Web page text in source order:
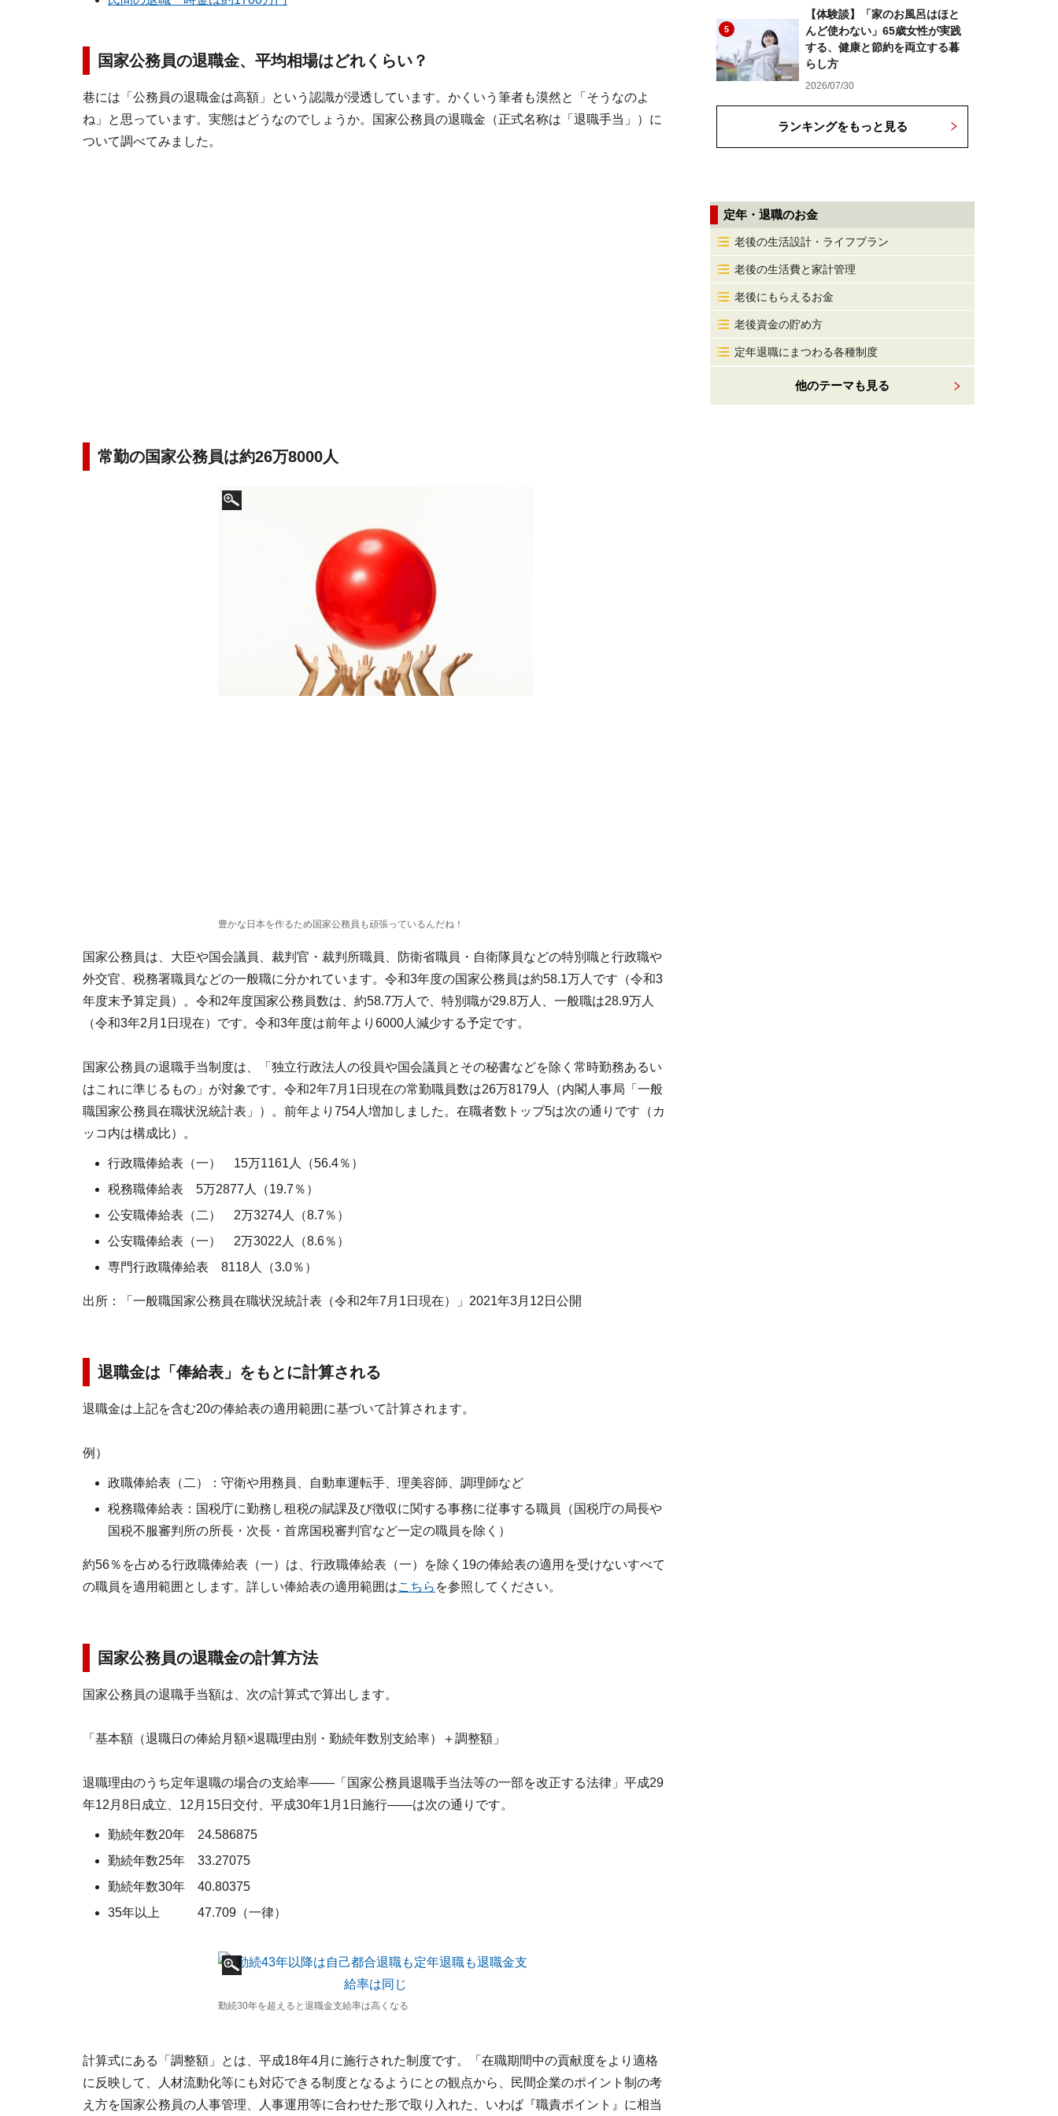
国家公務員の退職金、平均相場はどれくらい？
巷には「公務員の退職金は高額」という認識が浸透しています。かくいう筆者も漠然と「そうなのよ
ね」と思っています。実態はどうなのでしょうか。国家公務員の退職金（正式名称は「退職手当」）に
ついて調べてみました。
常勤の国家公務員は約26万8000人
豊かな日本を作るため国家公務員も頑張っているんだね！
国家公務員は、大臣や国会議員、裁判官・裁判所職員、防衛省職員・自衛隊員などの特別職と行政職や
外交官、税務署職員などの一般職に分かれています。令和3年度の国家公務員は約58.1万人です（令和3
年度末予算定員）。令和2年度国家公務員数は、約58.7万人で、特別職が29.8万人、一般職は28.9万人
（令和3年2月1日現在）です。令和3年度は前年より6000人減少する予定です。
国家公務員の退職手当制度は、「独立行政法人の役員や国会議員とその秘書などを除く常時勤務あるい
はこれに準じるもの」が対象です。令和2年7月1日現在の常勤職員数は26万8179人（内閣人事局「一般
職国家公務員在職状況統計表」）。前年より754人増加しました。在職者数トップ5は次の通りです（カ
ッコ内は構成比）。
行政職俸給表（一） 15万1161人（56.4％）
税務職俸給表 5万2877人（19.7％）
公安職俸給表（二） 2万3274人（8.7％）
公安職俸給表（一） 2万3022人（8.6％）
専門行政職俸給表 8118人（3.0％）
出所：「一般職国家公務員在職状況統計表（令和2年7月1日現在）」2021年3月12日公開
退職金は「俸給表」をもとに計算される
退職金は上記を含む20の俸給表の適用範囲に基づいて計算されます。
例）
政職俸給表（二）：守衛や用務員、自動車運転手、理美容師、調理師など
税務職俸給表：国税庁に勤務し租税の賦課及び徴収に関する事務に従事する職員（国税庁の局長や
国税不服審判所の所長・次長・首席国税審判官など一定の職員を除く）
約56％を占める行政職俸給表（一）は、行政職俸給表（一）を除く19の俸給表の適用を受けないすべて
の職員を適用範囲とします。詳しい俸給表の適用範囲はこちら を参照してください。
国家公務員の退職金の計算方法
国家公務員の退職手当額は、次の計算式で算出します。
「基本額（退職日の俸給月額×退職理由別・勤続年数別支給率）＋調整額」
退職理由のうち定年退職の場合の支給率――「国家公務員退職手当法等の一部を改正する法律」平成29
年12月8日成立、12月15日交付、平成30年1月1日施行――は次の通りです。
勤続年数20年 24.586875
勤続年数25年 33.27075
勤続年数30年 40.80375
35年以上 47.709（一律）
勤続30年を超えると退職金支給率は高くなる
計算式にある「調整額」とは、平成18年4月に施行された制度です。「在職期間中の貢献度をより適格
に反映して、人材流動化等にも対応できる制度となるようにとの観点から、民間企業のポイント制の考
え方を国家公務員の人事管理、人事運用等に合わせた形で取り入れた、いわば『職責ポイント』に相当
5
【体験談】「家のお風呂はほと
んど使わない」65歳女性が実践
する、健康と節約を両立する暮
らし方
2026/07/30
ランキングをもっと見る
定年・退職のお金
老後の生活設計・ライフプラン
老後の生活費と家計管理
老後にもらえるお金
老後資金の貯め方
定年退職にまつわる各種制度
他のテーマも見る